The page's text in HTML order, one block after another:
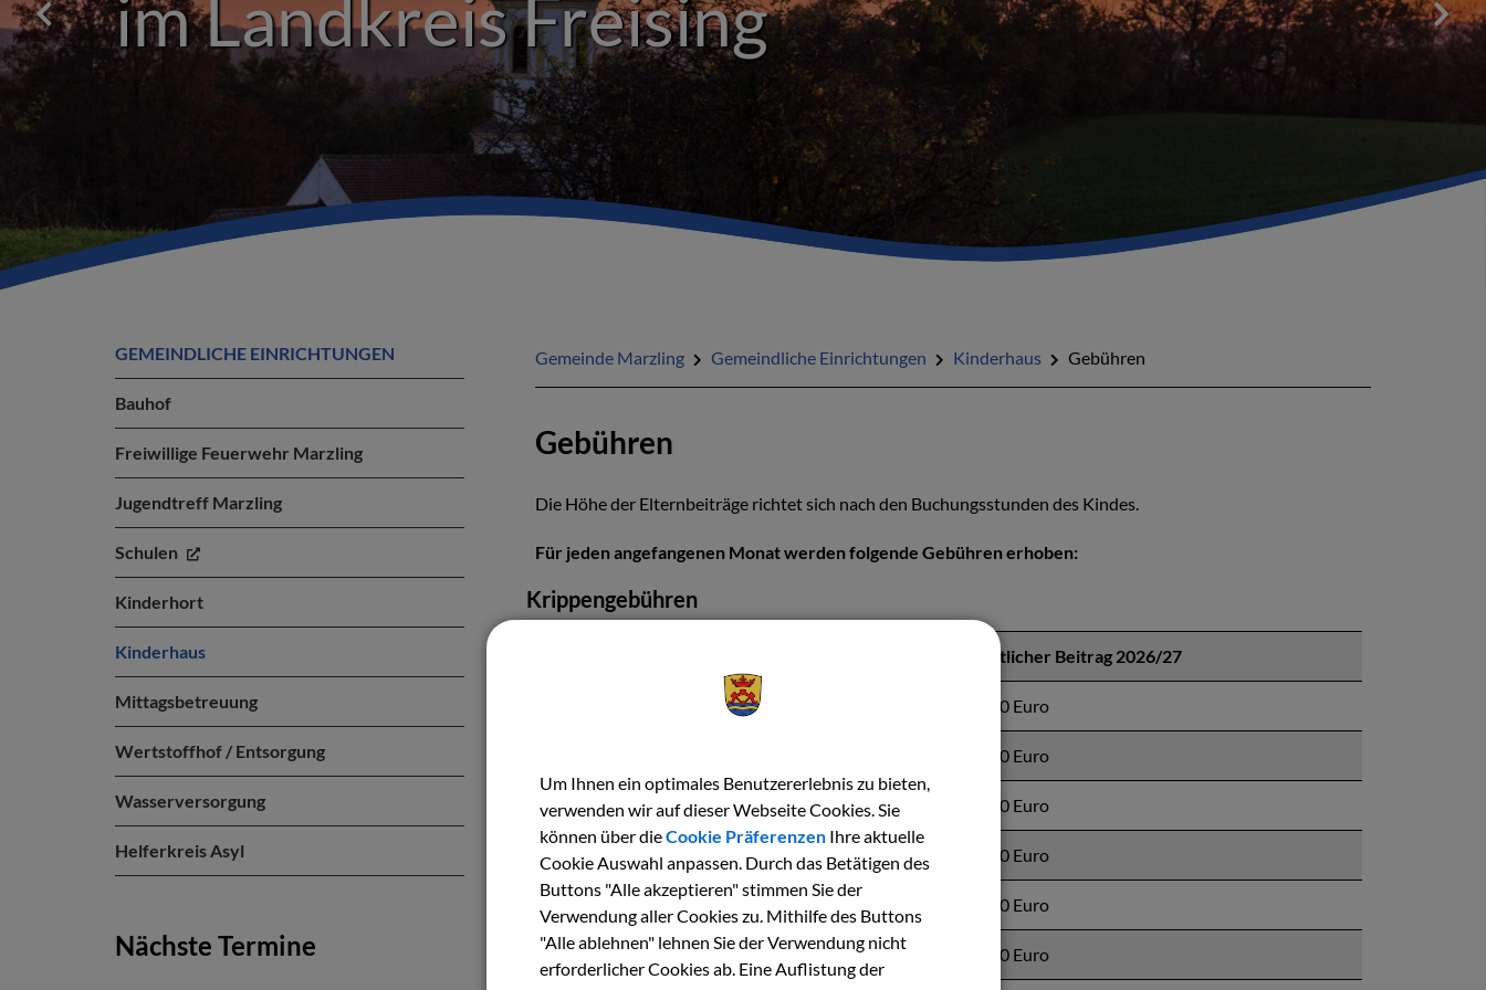
im Landkreis Freising
GEMEINDLICHE EINRICHTUNGEN
Bauhof
Freiwillige Feuerwehr Marzling
Jugendtreff Marzling
Schulen
Kinderhort
Kinderhaus
Mittagsbetreuung
Wertstoffhof / Entsorgung
Wasserversorgung
Helferkreis Asyl
Nächste Termine
Gemeinde Marzling Gemeindliche Einrichtungen Kinderhaus Gebühren
Gebühren
Die Höhe der Elternbeiträge richtet sich nach den Buchungsstunden des Kindes.
Für jeden angefangenen Monat werden folgende Gebühren erhoben:
Krippengebühren
monatlicher Beitrag 2026/27
297,00 Euro
371,00 Euro
von 5 bis 6 Stunden 446,00 Euro
von 6 bis 7 Stunden 543,00 Euro
621,00 Euro
von 8 bis 9 Stunden 698,00 Euro
Um Ihnen ein optimales Benutzererlebnis zu bieten,
verwenden wir auf dieser Webseite Cookies. Sie
können über dieCookie PräferenzenIhre aktuelle
Cookie Auswahl anpassen. Durch das Betätigen des
Buttons "Alle akzeptieren" stimmen Sie der
Verwendung aller Cookies zu. Mithilfe des Buttons
"Alle ablehnen" lehnen Sie der Verwendung nicht
erforderlicher Cookies ab. Eine Auflistung der